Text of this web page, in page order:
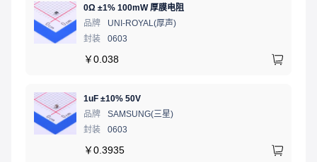
0Ω ±1% 100mW 厚膜电阻
品牌
UNI-ROYAL(厚声)
封装
0603
￥0.038
1uF ±10% 50V
品牌
SAMSUNG(三星)
封装
0603
￥0.3935